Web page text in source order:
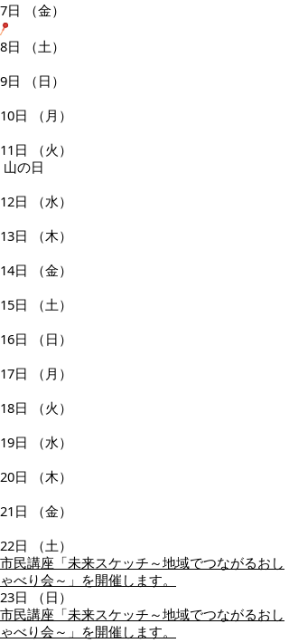
7日
（金）
8日
（土）
9日
（日）
10日
（月）
11日
（火）
山の日
12日
（水）
13日
（木）
14日
（金）
15日
（土）
16日
（日）
17日
（月）
18日
（火）
19日
（水）
20日
（木）
21日
（金）
22日
（土）
市民講座「未来スケッチ～地域でつながるおし
ゃべり会～」を開催します。
23日
（日）
市民講座「未来スケッチ～地域でつながるおし
ゃべり会～」を開催します。